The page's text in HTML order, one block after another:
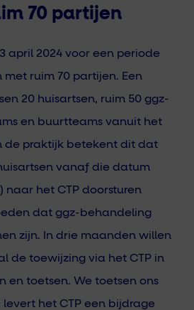
70 partijen
april 2024 voor een periode
ruim 70 partijen. Een
20 huisartsen, ruim 50 ggz-
en buurtteams vanuit het
de praktijk betekent dit dat
vanaf die datum
naar het CTP doorsturen
dat ggz-behandeling
zijn. In drie maanden willen
de toewijzing via het CTP in
en toetsen. We toetsen ons
het CTP een bijdrage